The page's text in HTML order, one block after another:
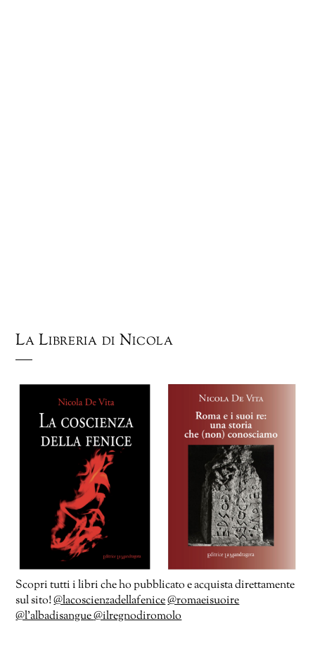
La Libreria di Nicola
Scopri tutti i libri che ho pubblicato e acquista direttamente
sul sito!@lacoscienzadellafenice@romaeisuoire
@l’albadisangue@ilregnodiromolo